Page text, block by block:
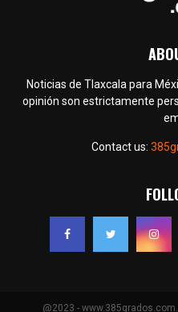
Noticias de Tlaxcala para
opinión son estrictamente
Contact us:
@2023 -